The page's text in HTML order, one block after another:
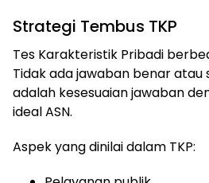
Strategi Tembus TKP
Tes Karakteristik Pribadi
Tidak ada jawaban benar atau
adalah kesesuaian jawaban
ideal ASN.
Aspek yang dinilai dalam TKP: